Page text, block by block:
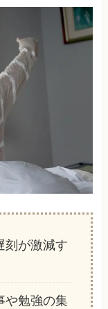
刻が激減す
や勉強の集